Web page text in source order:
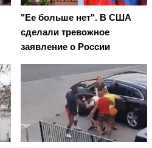
"Ее больше нет". В США
сделали тревожное
заявление о России